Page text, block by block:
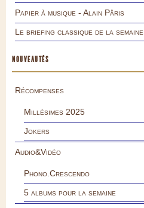
Papier à musique - Alain Pâris
Le briefing classique de la semaine
NOUVEAUTÉS
Récompenses
Millésimes 2025
Jokers
Audio&Vidéo
Phono.Crescendo
5 albums pour la semaine